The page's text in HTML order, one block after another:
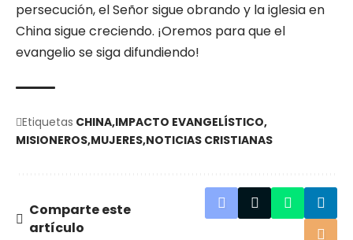
persecución, el Señor sigue obrando y la iglesia en
China sigue creciendo. ¡Oremos para que el
evangelio se siga difundiendo!
Etiquetas CHINA IMPACTO EVANGELÍSTICO
MISIONEROS MUJERES NOTICIAS CRISTIANAS
Comparte este
artículo